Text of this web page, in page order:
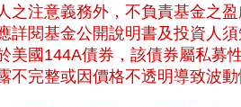
之注意義務外，不負責基金之
詳閱基金公開說明書及投資人
美國144A債券，該債券屬私募
不完整或因價格不透明導致波